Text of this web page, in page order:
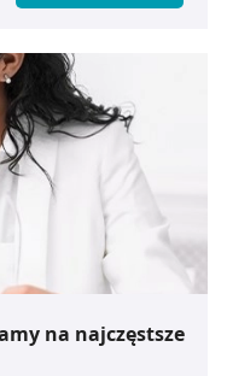
na najczęstsze